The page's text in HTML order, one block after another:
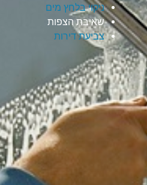
ניקוי בלחץ מים
שאיבת הצפות
צביעת דירות